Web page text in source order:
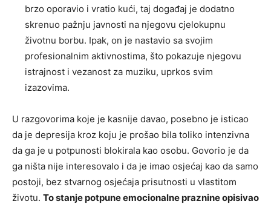
brzo oporavio i vratio kući, taj događaj je dodatno
skrenuo pažnju javnosti na njegovu cjelokupnu
životnu borbu. Ipak, on je nastavio sa svojim
profesionalnim aktivnostima, što pokazuje njegovu
istrajnost i vezanost za muziku, uprkos svim
izazovima.
U razgovorima koje je kasnije davao, posebno je isticao
da je depresija kroz koju je prošao bila toliko intenzivna
da ga je u potpunosti blokirala kao osobu. Govorio je da
ga ništa nije interesovalo i da je imao osjećaj kao da samo
postoji, bez stvarnog osjećaja prisutnosti u vlastitom
životu. To stanje potpune emocionalne praznine opisivao